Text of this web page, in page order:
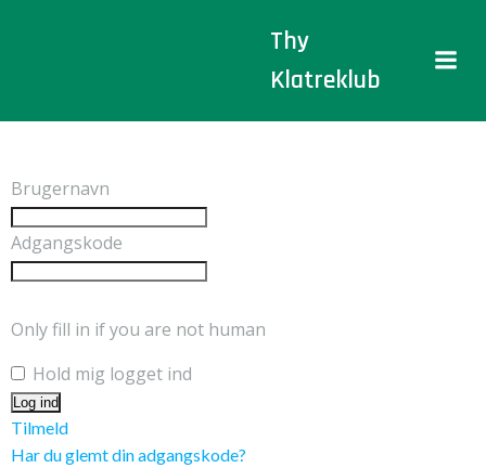
Thy
Klatreklub
Brugernavn
Adgangskode
Only fill in if you are not human
Hold mig logget ind
Tilmeld
Har du glemt din adgangskode?